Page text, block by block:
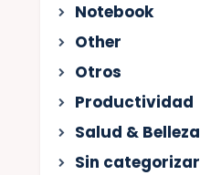
Notebook
Other
Otros
Productividad
Salud & Belleza
Sin categorizar